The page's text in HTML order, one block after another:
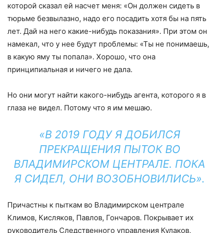
которой сказал ей насчет меня: «Он должен сидеть в
тюрьме безвылазно, надо его посадить хотя бы на пять
лет. Дай на него какие-нибудь показания». При этом он
намекал, что у нее будут проблемы: «Ты не понимаешь,
в какую яму ты попала». Хорошо, что она
принципиальная и ничего не дала.
Но они могут найти какого-нибудь агента, которого я в
глаза не видел. Потому что я им мешаю.
«В 2019 ГОДУ Я ДОБИЛСЯ
ПРЕКРАЩЕНИЯ ПЫТОК ВО
ВЛАДИМИРСКОМ ЦЕНТРАЛЕ. ПОКА
Я СИДЕЛ, ОНИ ВОЗОБНОВИЛИСЬ».
Причастны к пыткам во Владимирском централе
Климов, Кисляков, Павлов, Гончаров. Покрывает их
руководитель Следственного управления Кулаков,